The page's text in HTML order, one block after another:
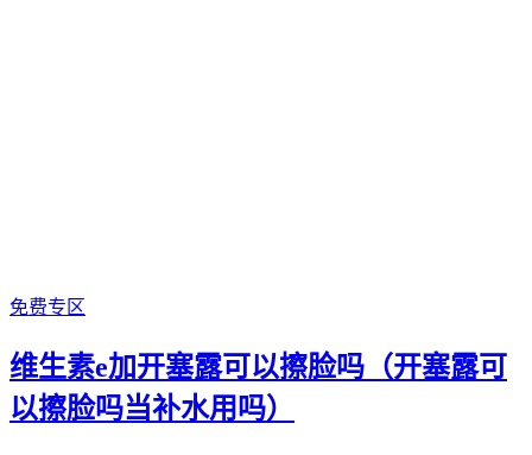
免费专区
维生素e加开塞露可以擦脸吗（开塞露可
以擦脸吗当补水用吗）